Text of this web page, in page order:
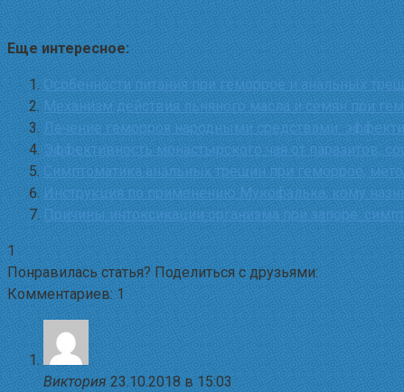
Еще интересное:
Особенности питания при геморрое и анальных
Механизм действия льняного масла и семян при
Лечение геморроя народными средствами:
Эффективность монастырского чая от паразитов,
Симптоматика анальных трещин при геморрое,
Инструкция по применению Мукофалька, кому
Причины интоксикации организма при запоре:
1
Понравилась статья? Поделиться с друзьями:
Комментариев: 1
Виктория 23.10.2018 в 15:03